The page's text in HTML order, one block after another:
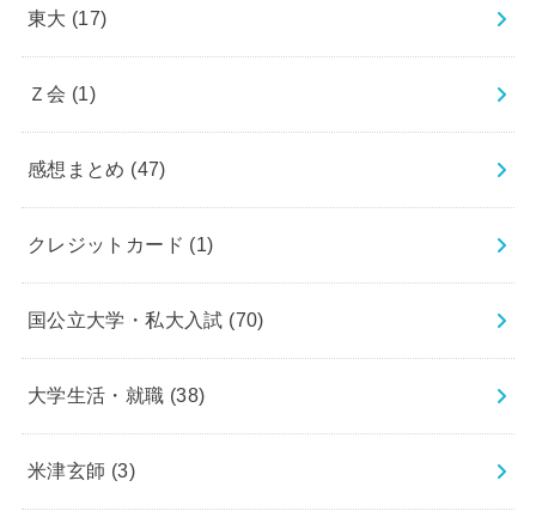
東大 (17)
Ｚ会 (1)
感想まとめ (47)
クレジットカード (1)
国公立大学・私大入試 (70)
大学生活・就職 (38)
米津玄師 (3)